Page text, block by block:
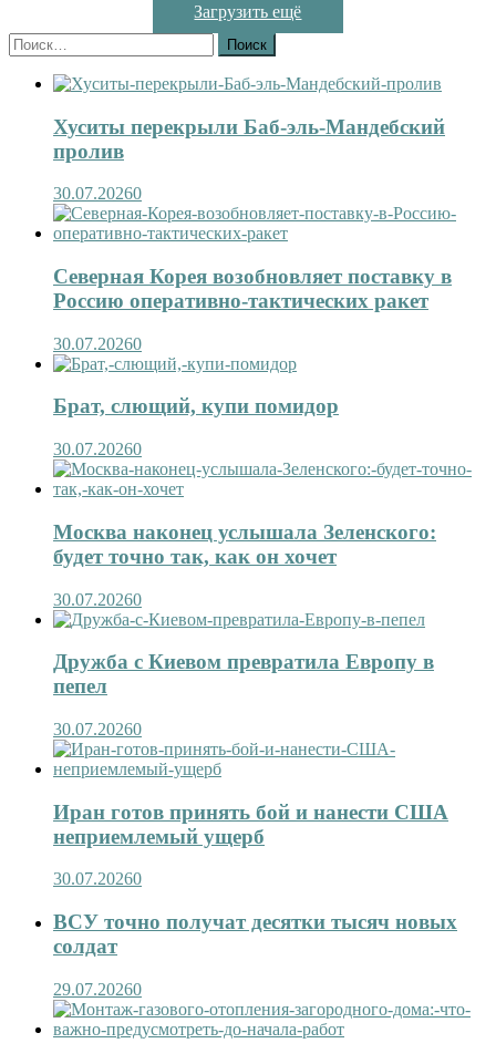
Загрузить ещё
Найти:
Хуситы перекрыли Баб-эль-Мандебский
пролив
30.07.20260
Северная Корея возобновляет поставку в
Россию оперативно-тактических ракет
30.07.20260
Брат, слющий, купи помидор
30.07.20260
Москва наконец услышала Зеленского:
будет точно так, как он хочет
30.07.20260
Дружба с Киевом превратила Европу в
пепел
30.07.20260
Иран готов принять бой и нанести США
неприемлемый ущерб
30.07.20260
ВСУ точно получат десятки тысяч новых
солдат
29.07.20260